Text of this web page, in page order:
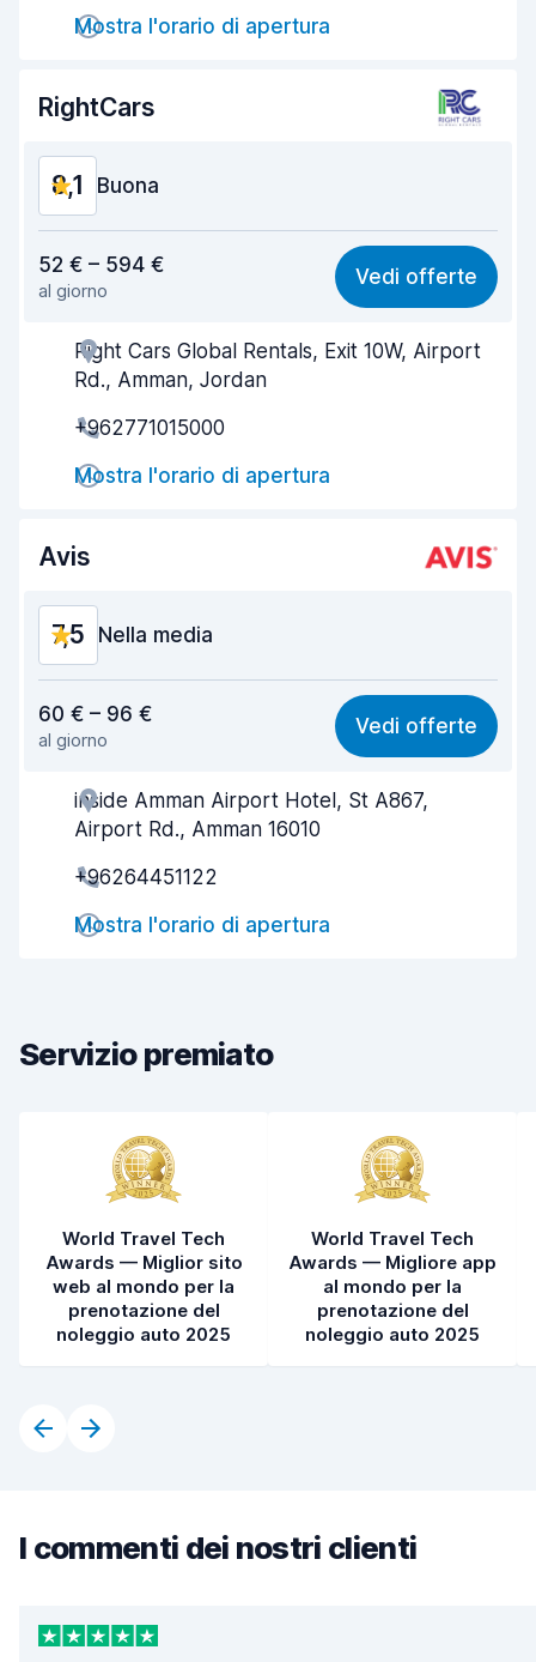
Rapidità della riconsegna
8,2
Mostra l'orario di apertura
RightCars
8,1 Buona
8,1
Facile da trovare 8,2
Gentilezza degli agenti 8,1
Condizioni dell'auto 7,7
52 € – 594 €
al giorno
Vedi offerte
Right Cars Global Rentals, Exit 10W, Airport
Rd., Amman, Jordan
+962771015000
Mostra l'orario di apertura
Avis
7,5 Nella media
6,9
Facile da trovare 8,2
Gentilezza degli agenti
60 € – 96 €
al giorno
Vedi offerte
inside Amman Airport Hotel, St A867,
Airport Rd., Amman 16010
+96264451122
Mostra l'orario di apertura
Servizio premiato
World Travel Tech
Awards — Miglior sito
web al mondo per la
prenotazione del
noleggio auto 2025
World Travel Tech
Awards — Migliore app
al mondo per la
prenotazione del
noleggio auto 2025
I commenti dei nostri clienti